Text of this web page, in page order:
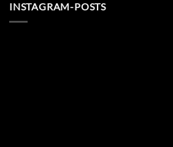
INSTAGRAM-POSTS